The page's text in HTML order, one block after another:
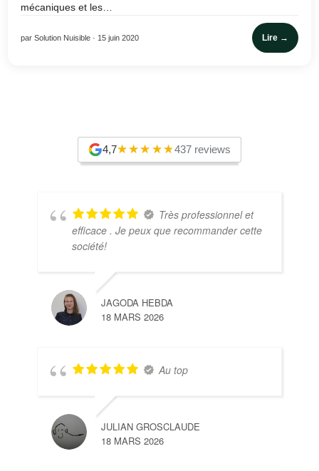
mécaniques et les…
par Solution Nuisible · 15 juin 2020 Lire →
4,7 437 reviews
Très professionnel et
efficace . Je peux que recommander cette
société!
JAGODA HEBDA
18 MARS 2026
Au top
JULIAN GROSCLAUDE
18 MARS 2026